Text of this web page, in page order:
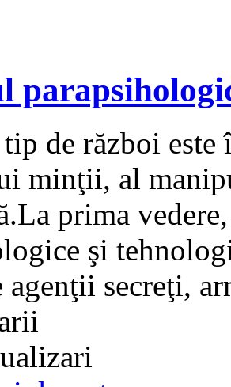
de război este
minţii, al
prima
şi
agenţii secreţi,